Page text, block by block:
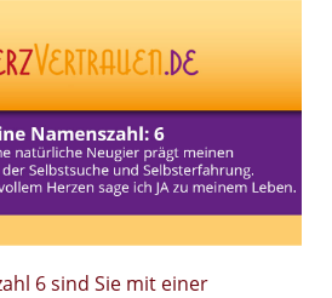
6 sind Sie mit einer